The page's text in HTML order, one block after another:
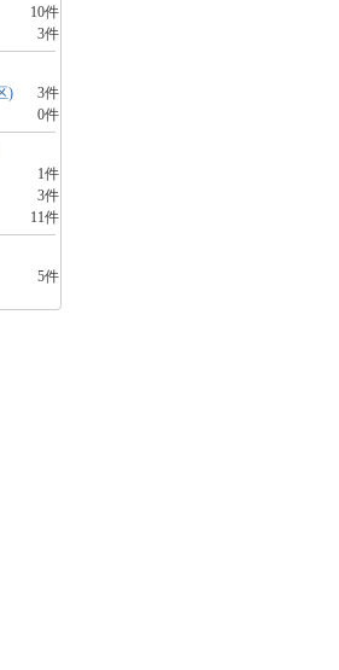
10件
3件
)
3件
0件
1件
3件
11件
5件